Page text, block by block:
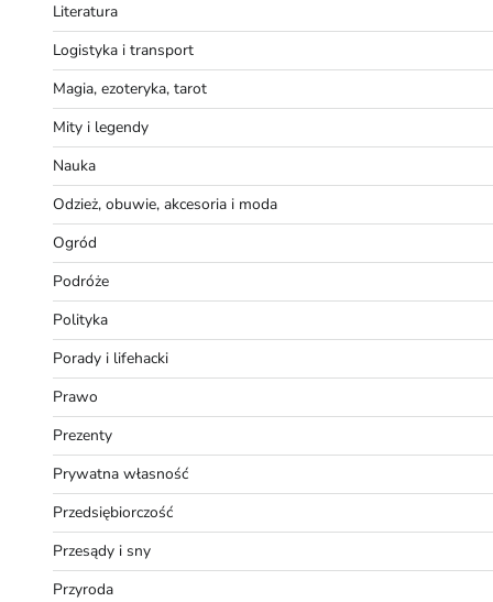
Literatura
Logistyka i transport
Magia, ezoteryka, tarot
Mity i legendy
Nauka
Odzież, obuwie, akcesoria i moda
Ogród
Podróże
Polityka
Porady i lifehacki
Prawo
Prezenty
Prywatna własność
Przedsiębiorczość
Przesądy i sny
Przyroda